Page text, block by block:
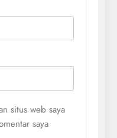
situs web saya
saya